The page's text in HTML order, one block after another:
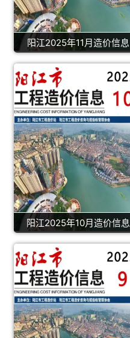
阳江2025年11月造价信息
阳江2025年10月造价信息